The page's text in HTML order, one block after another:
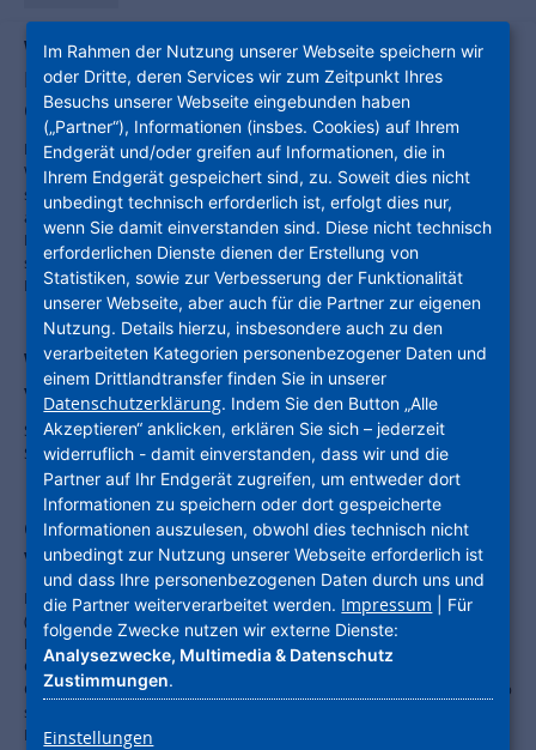
Wohnungswirtschaft als Schlüsselakteur:
Kooperation und Open Access treiben
Glasfaserausbau voran
Eine aktuelle Studie beleuchtet die zentrale Rolle der organisierten
Wohnungswirtschaft beim bundesweiten FTTH-Ausbau. Bis 2035
strebt die Branche die flächendeckende Erschließung ihrer Bestände
an, fordert jedoch klare, investitionsfreundliche
Rahmenbedingungen und einen Paradigmenwechsel: Wettbewerb
soll auf dem Glasfasernetz stattfinden, nicht durch kostspieligen
Doppelausbau.
Wohnungswirtschaft treibt Glasfaserausbau
voran
Studie zeigt: Kooperation, klare Regeln und offene Netze als
Schlüssel für eine digitale Zukunft bis 2035
Glasfaser-Internet und Fernsehen von
Vodafone in den Quartieren der NHW
Die Unternehmensgruppe Nassauische Heimstätte | Wohnstadt
(NHW) und Vodafone haben eine strategische Partnerschaft zur
Multimediaversorgung und dem Auf- und Ausbau eines
Glasfasernetzes geschlossen. Davon profitieren hessenweit alle
Quartiere der NHW mit knapp 60.000 Wohnungen. Vodafone wird ab
sofort in den Wohnungsbeständen der NHW den Mieterinnen und
Mietern ein entsprechendes Angebot unterbreiten.
Im Rahmen der Nutzung unserer Webseite speichern wir
oder Dritte, deren Services wir zum Zeitpunkt Ihres
Besuchs unserer Webseite eingebunden haben
(„Partner“), Informationen (insbes. Cookies) auf Ihrem
Endgerät und/oder greifen auf Informationen, die in
Ihrem Endgerät gespeichert sind, zu. Soweit dies nicht
unbedingt technisch erforderlich ist, erfolgt dies nur,
wenn Sie damit einverstanden sind. Diese nicht technisch
erforderlichen Dienste dienen der Erstellung von
Statistiken, sowie zur Verbesserung der Funktionalität
unserer Webseite, aber auch für die Partner zur eigenen
Nutzung. Details hierzu, insbesondere auch zu den
verarbeiteten Kategorien personenbezogener Daten und
einem Drittlandtransfer finden Sie in unserer
Datenschutzerklärung. Indem Sie den Button „Alle
Akzeptieren“ anklicken, erklären Sie sich – jederzeit
widerruflich - damit einverstanden, dass wir und die
Partner auf Ihr Endgerät zugreifen, um entweder dort
Informationen zu speichern oder dort gespeicherte
Informationen auszulesen, obwohl dies technisch nicht
unbedingt zur Nutzung unserer Webseite erforderlich ist
und dass Ihre personenbezogenen Daten durch uns und
die Partner weiterverarbeitet werden. Impressum | Für
folgende Zwecke nutzen wir externe Dienste:
Analysezwecke, Multimedia & Datenschutz
Zustimmungen.
Einstellungen